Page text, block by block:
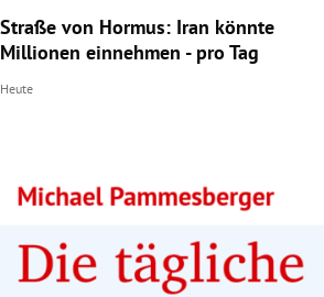
Straße von Hormus: Iran könnte
Millionen einnehmen - pro Tag
Heute